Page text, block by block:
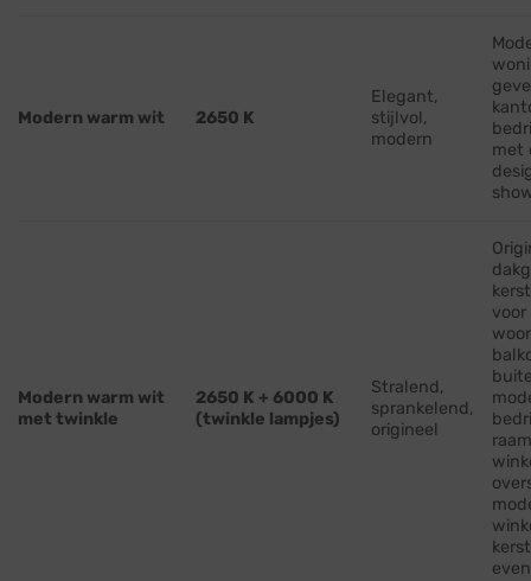
Modern warm wit 2650 K
Elegant,
stijlvol,
modern
met
Modern warm wit
met twinkle
2650 K + 6000 K
(twinkle lampjes)
Stralend,
sprankelend,
origineel